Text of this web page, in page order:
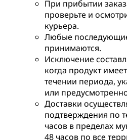
При прибытии
проверьте и
курьера.
Любые
принимаются.
Исключение
когда продукт
течении периода,
или
Доставки
подтверждения по
часов в пределах
48 часов по все